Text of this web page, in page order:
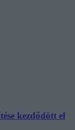
kezdődött el